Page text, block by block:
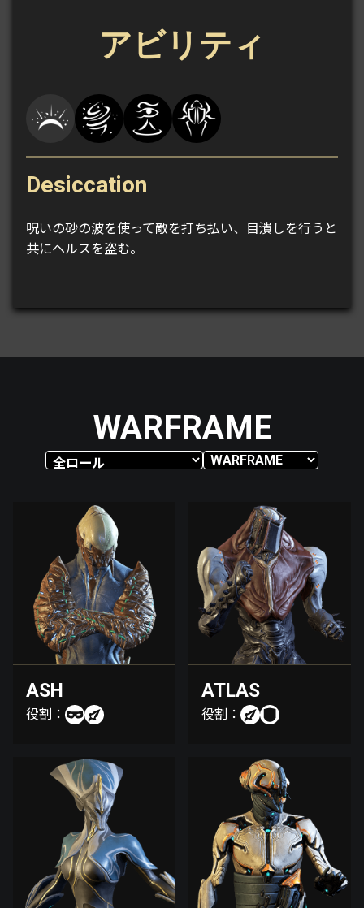
アビリティ
Desiccation
呪いの砂の波を使って敵を打ち払い、目潰しを行うと
共にヘルスを盗む。
WARFRAME
ASH
役割：
ATLAS
役割：